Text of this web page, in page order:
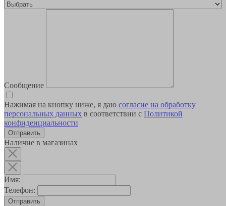
Сообщение
Нажимая на кнопку ниже, я даю согласие на обработку
персональных данных в соответствии с Политикой
конфиденциальности
Наличие в магазинах
Имя:
Телефон:
Отправить